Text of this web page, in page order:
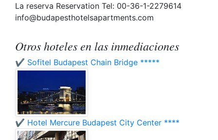
La reserva Reservation Tel: 00-36-1-2279614
info@budapesthotelsapartments.com
Otros hoteles en las inmediaciones
✔️ Sofitel Budapest Chain Bridge *****
✔️ Hotel Mercure Budapest City Center ****